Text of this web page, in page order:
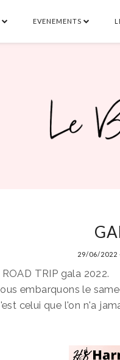
EVENEMENTS
29/06/2022
TRIP gala 2022.
embarquons le
celui que l'on n'a